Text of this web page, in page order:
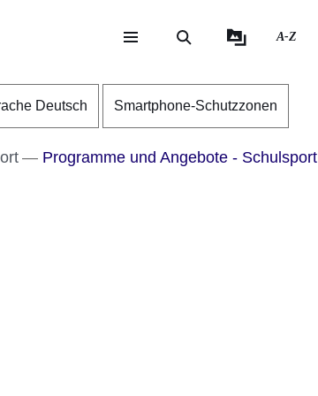
A-Z
Deutsch Smartphone-Schutzzonen
Programme und Angebote - Schulsport